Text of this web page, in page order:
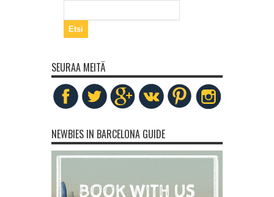
SEURAA MEITÄ
NEWBIES IN BARCELONA GUIDE